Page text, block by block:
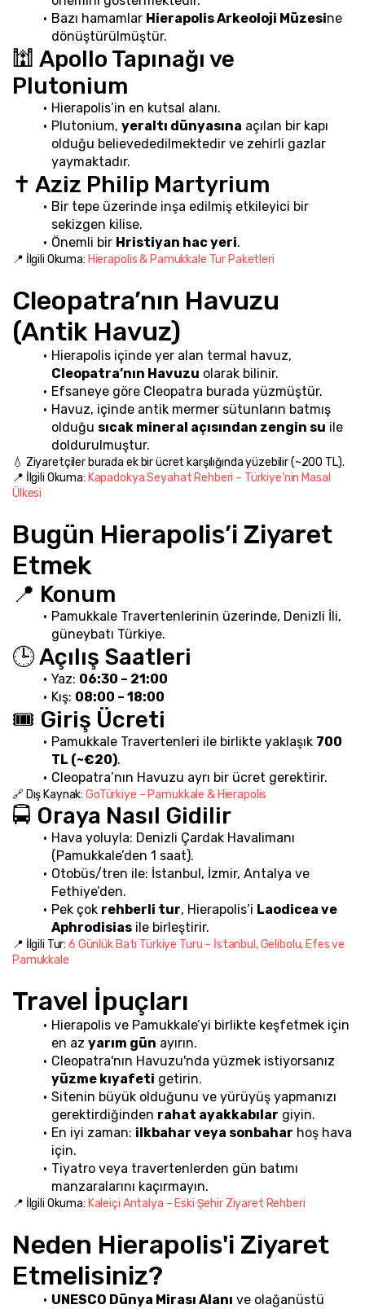
Bazı hamamlar Hierapolis Arkeoloji Müzesine
dönüştürülmüştür.
🕍 Apollo Tapınağı ve
Plutonium
Hierapolis’in en kutsal alanı.
Plutonium, yeraltı dünyasına açılan bir kapı
olduğu believededilmektedir ve zehirli gazlar
yaymaktadır.
✝️ Aziz Philip Martyrium
Bir tepe üzerinde inşa edilmiş etkileyici bir
sekizgen kilise.
Önemli bir Hristiyan hac yeri.
📍 İlgili Okuma: Hierapolis & Pamukkale Tur Paketleri
Cleopatra’nın Havuzu
(Antik Havuz)
Cleopatra’nın Havuzu olarak bilinir.
Efsaneye göre Cleopatra burada yüzmüştür.
Havuz, içinde antik mermer sütunların batmış
olduğu sıcak mineral açısından zengin su ile
doldurulmuştur.
💧 Ziyaretçiler burada ek bir ücret karşılığında yüzebilir (~200 TL).
📍 İlgili Okuma: Kapadokya Seyahat Rehberi – Türkiye’nin Masal
Ülkesi
Bugün Hierapolis’i Ziyaret
Etmek
📍 Konum
Pamukkale Travertenlerinin üzerinde, Denizli İli,
güneybatı Türkiye.
🕒 Açılış Saatleri
Yaz: 06:30 – 21:00
Kış: 08:00 – 18:00
🎟️ Giriş Ücreti
Pamukkale Travertenleri ile birlikte yaklaşık 700
TL (~€20).
Cleopatra’nın Havuzu ayrı bir ücret gerektirir.
🔗 Dış Kaynak: GoTürkiye – Pamukkale & Hierapolis
🚍 Oraya Nasıl Gidilir
Hava yoluyla: Denizli Çardak Havalimanı
(Pamukkale’den 1 saat).
Otobüs/tren ile: İstanbul, İzmir, Antalya ve
Fethiye’den.
Pek çok rehberli tur, Hierapolis’i Laodicea ve
Aphrodisias ile birleştirir.
📍 İlgili Tur: 6 Günlük Batı Türkiye Turu – İstanbul, Gelibolu, Efes ve
Pamukkale
Travel İpuçları
Hierapolis ve Pamukkale’yi birlikte keşfetmek için
en az yarım gün ayırın.
yüzme kıyafeti getirin.
Sitenin büyük olduğunu ve yürüyüş yapmanızı
gerektirdiğinden rahat ayakkabılar giyin.
En iyi zaman: ilkbahar veya sonbahar hoş hava
için.
Tiyatro veya travertenlerden gün batımı
manzaralarını kaçırmayın.
📍 İlgili Okuma: Kaleiçi Antalya – Eski Şehir Ziyaret Rehberi
Neden Hierapolis'i Ziyaret
Etmelisiniz?
UNESCO Dünya Mirası Alanı ve olağanüstü